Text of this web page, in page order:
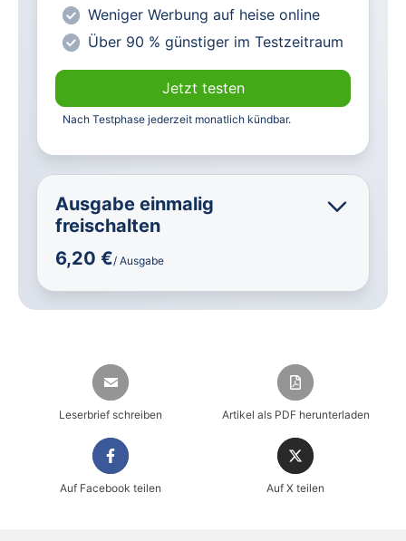
Weniger Werbung auf heise online
Über 90 % günstiger im Testzeitraum
Jetzt testen
Nach Testphase jederzeit monatlich kündbar.
Ausgabe einmalig
freischalten
6,20 €/ Ausgabe
Leserbrief schreiben Artikel als PDF herunterladen
Auf Facebook teilen Auf X teilen